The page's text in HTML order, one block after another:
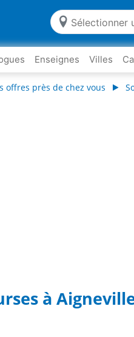
Enseignes Villes
offres près de chez vous
à